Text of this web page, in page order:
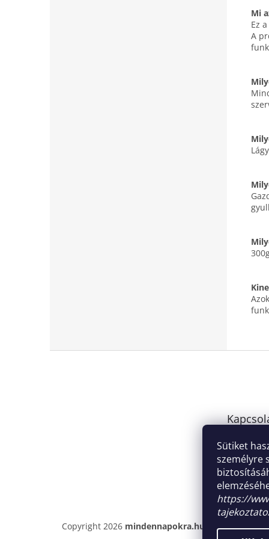
Sütiket
személyre
https://
Mi
Ez
A
info@
hu
+36
Copyright 2026 mindennapokra.hu . Minden jog